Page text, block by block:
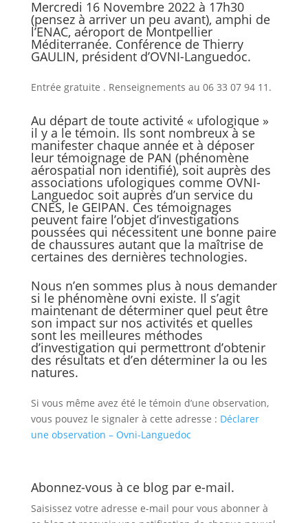
Mercredi 16 Novembre 2022 à 17h30
(pensez à arriver un peu avant), amphi de
l’ENAC, aéroport de Montpellier
Méditerranée. Conférence de Thierry
GAULIN, président d’OVNI-Languedoc.
Entrée gratuite . Renseignements au 06 33 07 94 11.
Au départ de toute activité « ufologique »
il y a le témoin. Ils sont nombreux à se
manifester chaque année et à déposer
leur témoignage de PAN (phénomène
aérospatial non identifié), soit auprès des
associations ufologiques comme OVNI-
Languedoc soit auprès d’un service du
CNES, le GEIPAN. Ces témoignages
peuvent faire l’objet d’investigations
poussées qui nécessitent une bonne paire
de chaussures autant que la maîtrise de
certaines des dernières technologies.
Nous n’en sommes plus à nous demander
si le phénomène ovni existe. Il s’agit
maintenant de déterminer quel peut être
son impact sur nos activités et quelles
sont les meilleures méthodes
d’investigation qui permettront d’obtenir
des résultats et d’en déterminer la ou les
natures.
Si vous même avez été le témoin d’une observation,
vous pouvez le signaler à cette adresse : Déclarer
une observation – Ovni-Languedoc
Abonnez-vous à ce blog par e-mail.
Saisissez votre adresse e-mail pour vous abonner à